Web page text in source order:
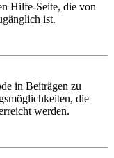
Hilfe-Seite, die von
ist.
in Beiträgen zu
die
werden.